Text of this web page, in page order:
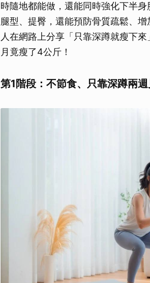
時隨地都能做，還能同時強化下半
腿型、提臀，還能預防骨質疏鬆、
人在網路上分享「只靠深蹲就瘦下
月竟瘦了4公斤！
第1階段：不節食、只靠深蹲兩